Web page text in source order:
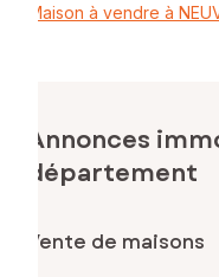
Maison à vendre à
Annonces
département
Vente de maisons